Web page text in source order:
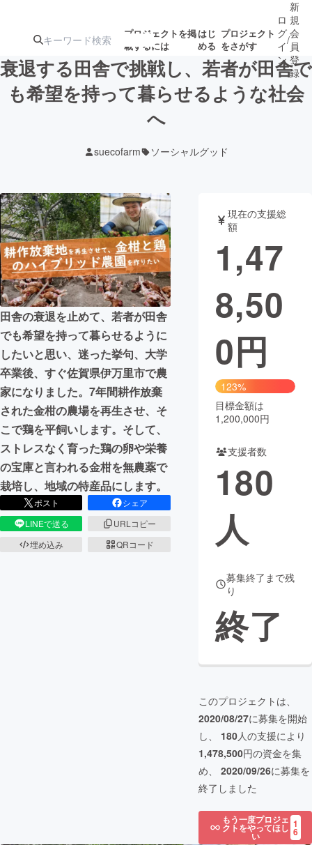
プロジェクトを掲
載するには
はじ
める
プロジェクト
をさがす
注目の新着プロ
テクノロジー・ガジェット
映像・映画 書籍・雑誌
ビジネス・起業 チャレンジ
まちづくり・地域活性化
CAMPFIRE for Social Good
CAMPFIRE Creation
CAMPFIREふるさと納税
コミュニティ
ロ
グ
イ
ン
/
新
規
会
員
登
録
衰退する田舎で挑戦し、若者が田舎で
も希望を持って暮らせるような社会
へ
suecofarm ソーシャルグッド
田舎の衰退を止めて、若者が田舎
でも希望を持って暮らせるように
したいと思い、迷った挙句、大学
卒業後、すぐ佐賀県伊万里市で農
家になりました。7年間耕作放棄
された金柑の農場を再生させ、そ
こで鶏を平飼いします。そして、
ストレスなく育った鶏の卵や栄養
の宝庫と言われる金柑を無農薬で
栽培し、地域の特産品にします。
ポスト
シェア
LINEで送る
URLコピー
埋め込み
QRコード
現在の支援総
額
1,47
8,50
0円
123%
目標金額は
1,200,000円
支援者数
180
人
募集終了まで残
り
終了
このプロジェクトは、
2020/08/27に募集を開始
し、 180人の支援により
1,478,500円の資金を集
め、 2020/09/26に募集を
終了しました
もう一度プロジェ
クトをやってほし
い
1
6